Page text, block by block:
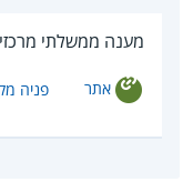
מענה ממשלתי מרכזי
אתר פניה